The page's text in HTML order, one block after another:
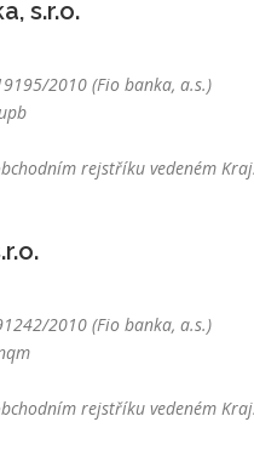
s.r.o.
2010 (Fio banka, a.s.)
rejstříku vedeném
2010 (Fio banka, a.s.)
rejstříku vedeném